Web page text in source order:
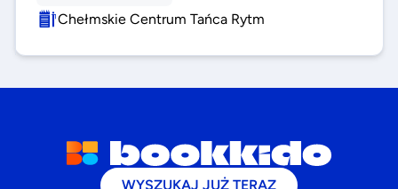
Chełmskie Centrum Tańca Rytm
WYSZUKAJ JUŻ TERAZ